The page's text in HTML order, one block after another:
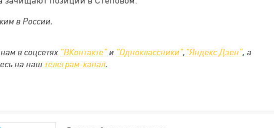
в России.
в соцсетях "ВКонтакте"и "Одноклассники","Яндекс Дзен", а
на наш телеграм-канал.